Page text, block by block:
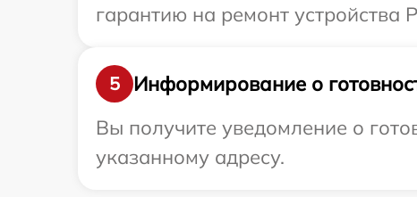
гарантию на ремонт устройства
5
Информирование о
Вы получите уведомление о
указанному адресу.